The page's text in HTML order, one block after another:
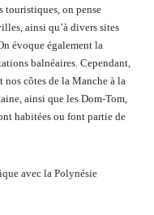
touristiques, on pense
ainsi qu’à divers sites
évoque également la
balnéaires. Cependant,
nos côtes de la Manche à la
ainsi que les Dom-Tom,
habitées ou font partie de
avec la Polynésie